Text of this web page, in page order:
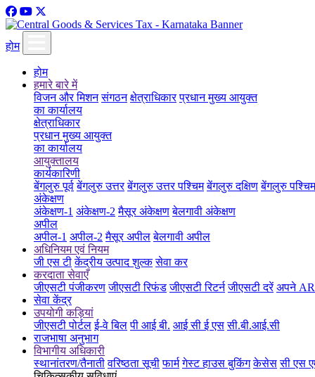
होम
होम
हमारे बारे में
विजन और मिशन संगठन क्षेत्राधिकार प्रधान मुख्य आयुक्त
का कार्यालय
क्षेत्राधिकार
प्रधान मुख्य आयुक्त
का कार्यालय
आयुक्तालय
कार्यकारिणी
बेंगलुरु पूर्व बेंगलुरु उत्तर बेंगलुरु उत्तर पश्चिम बेंगलुरु दक्षिण बेंगलुरु पश्चिम
अंकेक्षण
अंकेक्षण-1 अंकेक्षण-2 मैसूर अंकेक्षण बेलगावी अंकेक्षण
अपील
अपील-1 अपील-2 मैसूर अपील बेलगावी अपील
अधिनियम एवं नियम
जी एस टी केंद्रीय उत्पाद शुल्क सेवा कर
करदाता सेवाएँ
जीएसटी पंजीकरण जीएसटी रिफंड जीएसटी रिटर्न जीएसटी दरें अपने
सेवा केंद्र
उपयोगी कड़ियां
जीएसटी पोर्टल ई-वे बिल पी आई बी. आई सी ई एस सी.बी.आई.सी
राजभाषा अनुभाग
विभागीय अधिकारी
स्थानांतरण/तैनाती वरिष्ठता सूची फार्म गेस्ट हाउस बुकिंग केसेस सी एस